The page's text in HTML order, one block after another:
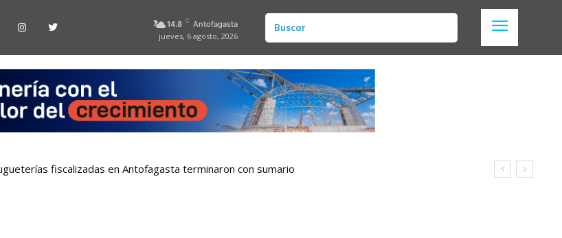
14.8 C Antofagasta
jueves, 6 agosto, 2026
Buscar
fiscalizadas en Antofagasta terminaron con sumario